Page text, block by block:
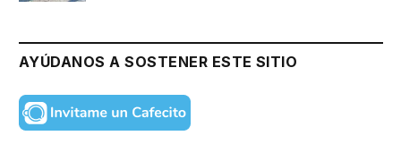
AYÚDANOS A SOSTENER ESTE SITIO